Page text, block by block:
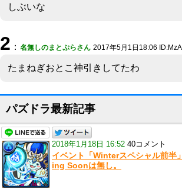
しぶいな
2 ： 名無しのまとぷらさん 2017年5月1日18:06
たまねぎおとこ神引きしてたわ
パズドラ最新記事
2018年1月18日 16:52 40コメント
イベント「Winterスペシャル前半
ing Soonは無し。